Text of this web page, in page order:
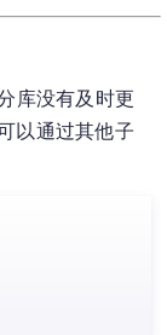
库没有及时更
以通过其他子